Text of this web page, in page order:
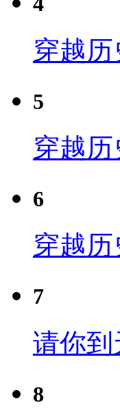
穿越
5
穿越
6
穿越
7
请你
8